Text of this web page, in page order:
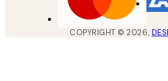
COPYRIGHT ©2026,